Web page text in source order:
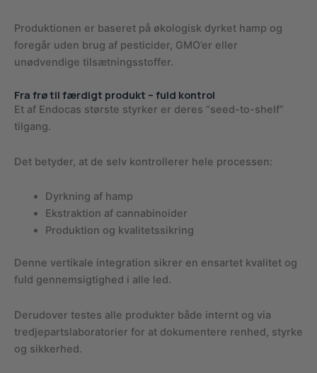
Produktionen er baseret på økologisk dyrket hamp og
foregår uden brug af pesticider, GMO’er eller
unødvendige tilsætningsstoffer.
Fra frø til færdigt produkt – fuld kontrol
Et af Endocas største styrker er deres “seed-to-shelf”
tilgang.
Det betyder, at de selv kontrollerer hele processen:
Dyrkning af hamp
Ekstraktion af cannabinoider
Produktion og kvalitetssikring
Denne vertikale integration sikrer en ensartet kvalitet og
fuld gennemsigtighed i alle led.
Derudover testes alle produkter både internt og via
tredjepartslaboratorier for at dokumentere renhed, styrke
og sikkerhed.